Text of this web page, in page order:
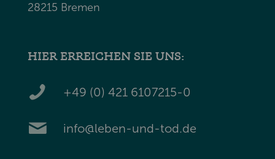
28215 Bremen
HIER ERREICHEN SIE UNS:
+49 (0) 421 6107215-0
info@leben-und-tod.de